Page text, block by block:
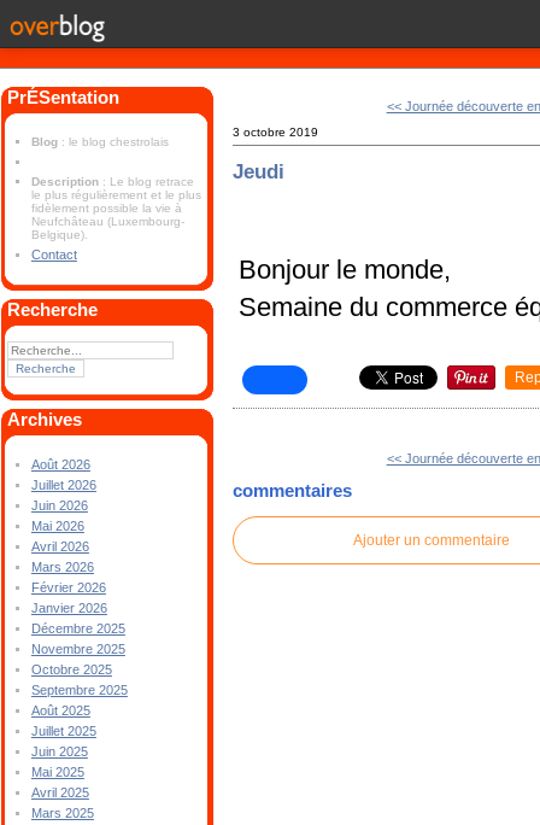
PrÉSentation
Blog : le blog chestrolais
Description : Le blog retrace
le plus régulièrement et le plus
fidèlement possible la vie à
Neufchâteau (Luxembourg-
Belgique).
Contact
Recherche
Archives
Août 2026
Juillet 2026
Juin 2026
Mai 2026
Avril 2026
Mars 2026
Février 2026
Janvier 2026
Décembre 2025
Novembre 2025
Octobre 2025
Septembre 2025
Août 2025
Juillet 2025
Juin 2025
Mai 2025
Avril 2025
Mars 2025
<< Journée découverte
3 octobre 2019
Jeudi
Bonjour le monde,
Semaine du commerce
<< Journée découverte
commentaires
Ajouter un commentaire